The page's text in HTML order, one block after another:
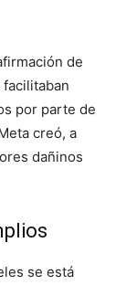
de
por parte de
creó, a
dañinos
se está